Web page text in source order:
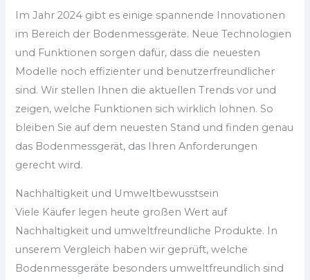
Im Jahr 2024 gibt es einige spannende Innovationen
im Bereich der Bodenmessgeräte. Neue Technologien
und Funktionen sorgen dafür, dass die neuesten
Modelle noch effizienter und benutzerfreundlicher
sind. Wir stellen Ihnen die aktuellen Trends vor und
zeigen, welche Funktionen sich wirklich lohnen. So
bleiben Sie auf dem neuesten Stand und finden genau
das Bodenmessgerät, das Ihren Anforderungen
gerecht wird.
Nachhaltigkeit und Umweltbewusstsein
Viele Käufer legen heute großen Wert auf
Nachhaltigkeit und umweltfreundliche Produkte. In
unserem Vergleich haben wir geprüft, welche
Bodenmessgeräte besonders umweltfreundlich sind